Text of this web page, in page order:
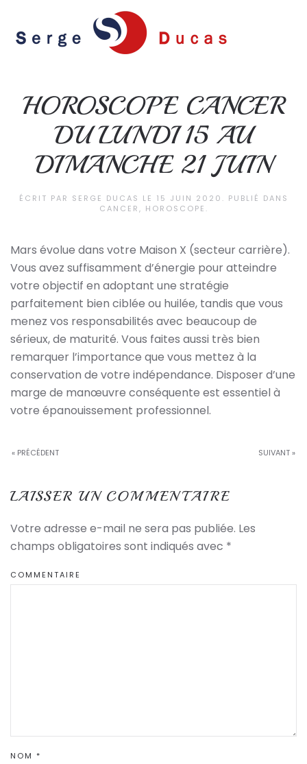
Skip to main content
HOROSCOPE CANCER
DU LUNDI 15 AU
DIMANCHE 21 JUIN
ÉCRIT PAR SERGE DUCAS LE 15 JUIN 2020 . PUBLIÉ DANS
CANCER, HOROSCOPE .
Mars évolue dans votre Maison X (secteur carrière).
Vous avez suffisamment d’énergie pour atteindre
votre objectif en adoptant une stratégie
parfaitement bien ciblée ou huilée, tandis que vous
menez vos responsabilités avec beaucoup de
sérieux, de maturité. Vous faites aussi très bien
remarquer l’importance que vous mettez à la
conservation de votre indépendance. Disposer d’une
marge de manœuvre conséquente est essentiel à
votre épanouissement professionnel.
« PRÉCÉDENT SUIVANT »
LAISSER UN COMMENTAIRE
Votre adresse e-mail ne sera pas publiée. Les
champs obligatoires sont indiqués avec *
COMMENTAIRE
NOM *